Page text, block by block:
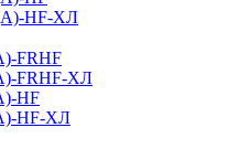
HF-ХЛ
FRHF
FRHF-ХЛ
HF
HF-ХЛ